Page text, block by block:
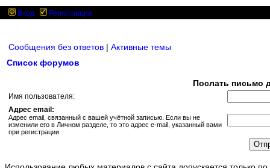
Вход Регистрация
Сообщения без ответов | Активные темы
Список форумов
Послать письмо
Имя пользователя:
Адрес email:
Адрес email, связанный с вашей учётной записью. Если вы не
изменили его в Личном разделе, то это адрес e-mail, указанный вами
при регистрации.